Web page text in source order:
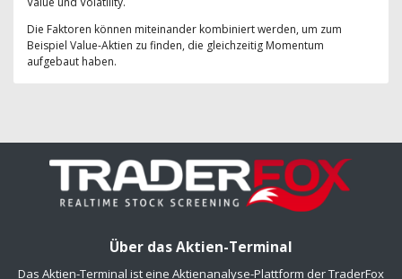
Die Faktoren können miteinander kombiniert werden, um zum
Beispiel Value-Aktien zu finden, die gleichzeitig Momentum
aufgebaut haben.
Über das Aktien-Terminal
Das Aktien-Terminal ist eine Aktienanalyse-Plattform der TraderFox